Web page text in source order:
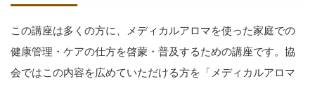
この講座は多くの方に、メディカルアロマを使った家庭での
健康管理・ケアの仕方を啓蒙・普及するための講座です。協
会ではこの内容を広めていただける方を「メディカルアロマ